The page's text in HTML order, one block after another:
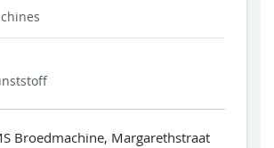
Broedmachine, Margarethstraat